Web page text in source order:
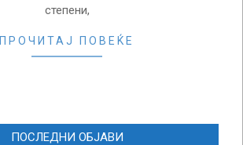
степени,
ПРОЧИТАЈ ПОВЕЌЕ
ПОСЛЕДНИ ОБЈАВИ